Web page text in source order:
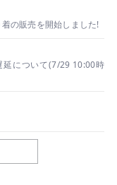
の販売を開始しました!
について(7/29 10:00時